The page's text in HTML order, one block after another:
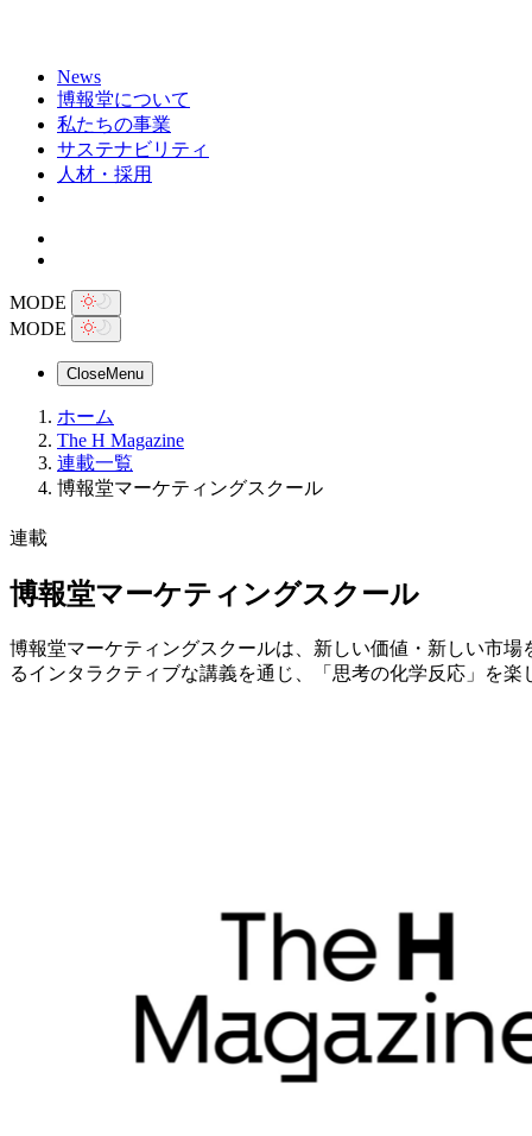
News
博報堂について
私たちの事業
サステナビリティ
人材・採用
MODE
MODE
CloseMenu
ホーム
The H Magazine
連載一覧
博報堂マーケティングスクール
連載
博報堂マーケティングスクール
博報堂マーケティングスクールは、新しい価値・新しい市
るインタラクティブな講義を通じ、「思考の化学反応」を